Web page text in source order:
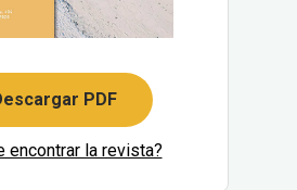
PDF
encontrar la revista?